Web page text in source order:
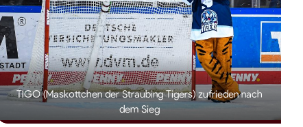
TIGO (Maskottchen der Straubing Tigers) zufrieden nach
dem Sieg